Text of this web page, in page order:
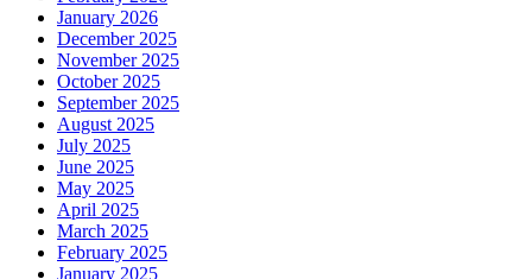
January 2026
December 2025
November 2025
October 2025
September 2025
August 2025
July 2025
June 2025
May 2025
April 2025
March 2025
February 2025
January 2025